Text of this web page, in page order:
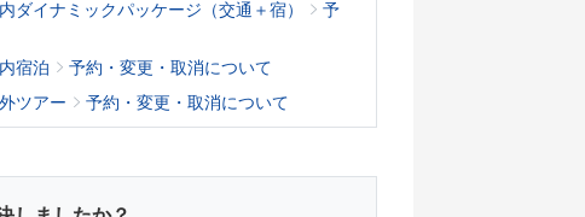
ダイナミックパッケージ（交通＋宿）
予
宿泊
予約・変更・取消について
ツアー 予約・変更・取消について